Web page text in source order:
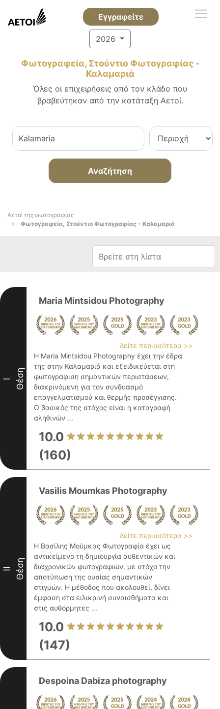
Εγγραφείτε
2026
Φωτογραφεία, Στούντιο Φωτογραφίας -
Καλαμαριά
Όλες οι επιχειρήσεις από τον κλάδο που
βραβεύτηκαν από την κατάταξη Αετοί.
Αναζήτηση
Αετοί της φωτογραφίας
Φωτογραφεία, Στούντιο Φωτογραφίας - Καλαμαριά
I Θέση
Maria Mintsidou Photography
Δείτε περισσότερα >>
Η Maria Mintsidou Photography έχει την έδρα
της στην Καλαμαριά και εξειδικεύεται στη
φωτογράφιση σημαντικών περιστάσεων,
διακρινόμενη για τον συνδυασμό
επαγγελματισμού και θερμής προσέγγισης.
Ο βασικός της στόχος είναι η καταγραφή
αληθινών ...
10.0
(160)
II Θέση
Vasilis Moumkas Photography
Δείτε περισσότερα >>
Η Βασίλης Μούμκας Φωτογραφία έχει ως
αντικείμενο τη δημιουργία αυθεντικών και
διαχρονικών φωτογραφιών, με στόχο την
αποτύπωση της ουσίας σημαντικών
στιγμών. Η μέθοδος που ακολουθεί, δίνει
έμφαση στα ειλικρινή συναισθήματα και
στις αυθόρμητες ...
10.0
(147)
Despoina Dabiza photography